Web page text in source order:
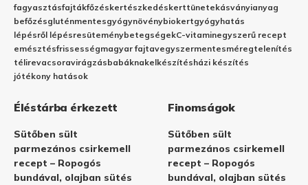
fagyasztásfajtákfőzéskertészkedéskerttünetekásványianyag
befőzésgluténmentesgyógynövénybiokertgyógyhatás
lépésről lépésresüteménybetegségekC-vitaminegyszerű recept
emésztésfrissességmagyar fajtavegyszermentesméregtelenítés
télirevacsoravirágzásbabáknakelkészítésházi készítés
jótékony hatások
Éléstárba érkezett
Sütőben sült
parmezános csirkemell
recept – Ropogós
bundával, olajban sütés
Finomságok
Sütőben sült
parmezános csirkemell
recept – Ropogós
bundával, olajban sütés